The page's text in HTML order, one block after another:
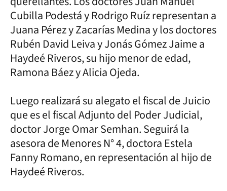
Cubilla Podestá y Rodrigo Ruíz representan a
Juana Pérez y Zacarías Medina y los doctores
Rubén David Leiva y Jonás Gómez Jaime a
Haydeé Riveros, su hijo menor de edad,
Ramona Báez y Alicia Ojeda.
Luego realizará su alegato el fiscal de Juicio
que es el fiscal Adjunto del Poder Judicial,
doctor Jorge Omar Semhan. Seguirá la
asesora de Menores N° 4, doctora Estela
Fanny Romano, en representación al hijo de
Haydeé Riveros.